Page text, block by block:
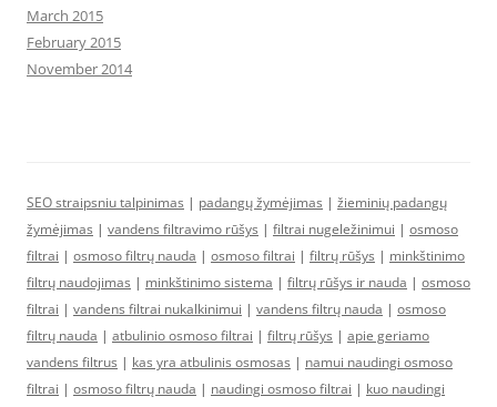
March 2015
February 2015
November 2014
SEO straipsniu talpinimas | padangų žymėjimas | žieminių padangų
žymėjimas | vandens filtravimo rūšys | filtrai nugeležinimui | osmoso
filtrai | osmoso filtrų nauda | osmoso filtrai | filtrų rūšys | minkštinimo
filtrų naudojimas | minkštinimo sistema | filtrų rūšys ir nauda | osmoso
filtrai | vandens filtrai nukalkinimui | vandens filtrų nauda | osmoso
filtrų nauda | atbulinio osmoso filtrai | filtrų rūšys | apie geriamo
vandens filtrus | kas yra atbulinis osmosas | namui naudingi osmoso
filtrai | osmoso filtrų nauda | naudingi osmoso filtrai | kuo naudingi